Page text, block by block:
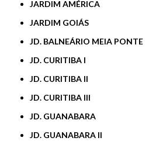
JARDIM AMÉRICA
JARDIM GOIÁS
JD. BALNEÁRIO MEIA PONTE
JD. CURITIBA I
JD. CURITIBA II
JD. CURITIBA III
JD. GUANABARA
JD. GUANABARA II